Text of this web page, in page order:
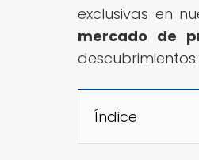
exclusivas en
mercado de
Índice